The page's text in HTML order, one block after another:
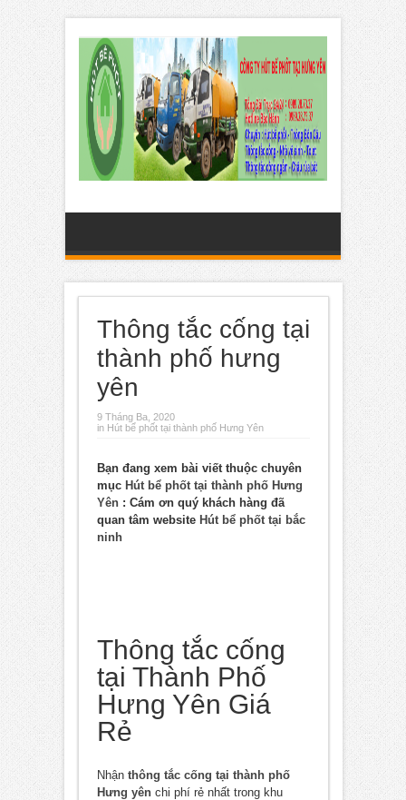
Thông tắc cống tại
thành phố hưng
yên
9 Tháng Ba, 2020
in Hút bể phốt tại thành phố Hưng Yên
Bạn đang xem bài viết thuộc chuyên
mục Hút bể phốt tại thành phố Hưng
Yên: Cám ơn quý khách hàng đã
quan tâm website Hút bể phốt tại bắc
ninh
Thông tắc cống
tại Thành Phố
Hưng Yên Giá
Rẻ
Nhậnthông tắc cống tại thành phố
Hưng yênchi phí rẻ nhất trong khu